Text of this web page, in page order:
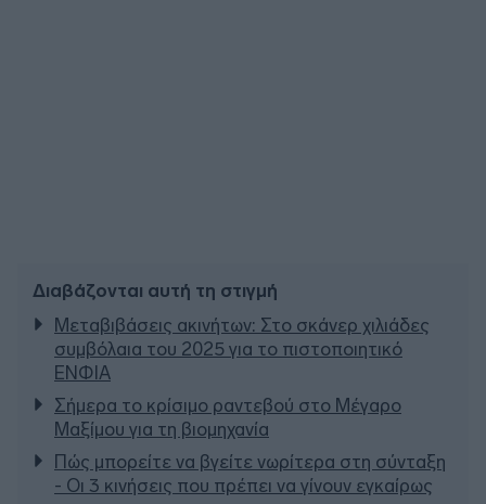
Διαβάζονται αυτή τη στιγμή
Μεταβιβάσεις ακινήτων: Στο σκάνερ χιλιάδες
συμβόλαια του 2025 για το πιστοποιητικό
ΕΝΦΙΑ
Σήμερα το κρίσιμο ραντεβού στο Μέγαρο
Μαξίμου για τη βιομηχανία
Πώς μπορείτε να βγείτε νωρίτερα στη σύνταξη
- Οι 3 κινήσεις που πρέπει να γίνουν εγκαίρως